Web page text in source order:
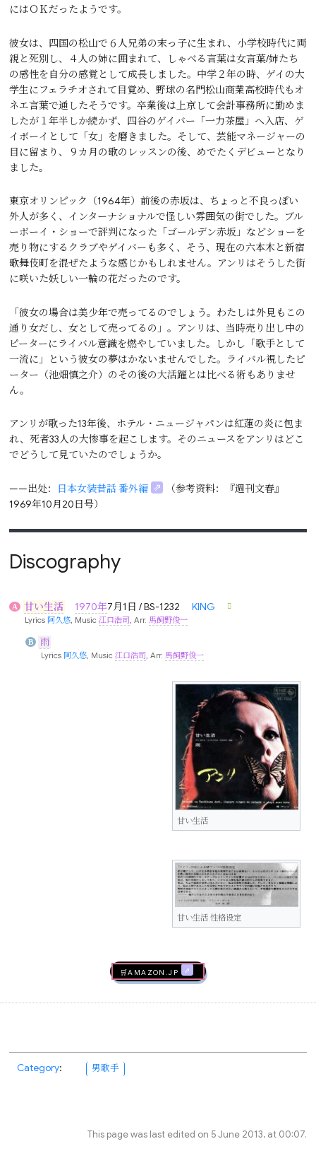
にはＯＫだったようです。
彼女は、四国の松山で６人兄弟の末っ子に生まれ、小学校時代に両
親と死別し、４人の姉に囲まれて、しゃべる言葉は女言葉/姉たち
の感性を自分の感覚として成長しました。中学２年の時、ゲイの大
学生にフェラチオされて目覚め、野球の名門松山商業高校時代もオ
ネエ言葉で通したそうです。卒業後は上京して会計事務所に勤めま
したが１年半しか続かず、四谷のゲイバー「一力茶屋」へ入店、ゲ
イボーイとして「女」を磨きました。そして、芸能マネージャーの
目に留まり、９カ月の歌のレッスンの後、めでたくデビューとなり
ました。
東京オリンピック（1964年）前後の赤坂は、ちょっと不良っぽい
外人が多く、インターナショナルで怪しい雰囲気の街でした。ブル
ーボーイ・ショーで評判になった「ゴールデン赤坂」などショーを
売り物にするクラブやゲイバーも多く、そう、現在の六本木と新宿
歌舞伎町を混ぜたような感じかもしれません。アンリはそうした街
に咲いた妖しい一輪の花だったのです。
「彼女の場合は美少年で売ってるのでしょう。わたしは外見もこの
通り女だし、女として売ってるの」。アンリは、当時売り出し中の
ピーターにライバル意識を燃やしていました。しかし「歌手として
一流に」という彼女の夢はかないませんでした。ライバル視したピ
ーター（池畑慎之介）のその後の大活躍とは比べる術もありませ
ん。
アンリが歌った13年後、ホテル・ニュージャパンは紅蓮の炎に包ま
れ、死者33人の大惨事を起こします。そのニュースをアンリはどこ
でどうして見ていたのでしょうか。
——出处： 日本女装昔話 番外編
（参考资料：『週刊文春』
1969年10月20日号）
Discography
A 甘い生活 1970年7月1日 / BS-1232 KING
Lyrics 阿久悠, Music江口浩司, Arr.馬飼野俊一
B 雨
Lyrics 阿久悠, Music 江口浩司 , Arr. 馬飼野俊一
甘い生活
甘い生活 性格设定
🛒AMAZON.jp
Category: 男歌手
This page was last edited on 5 June 2013, at 00:07.